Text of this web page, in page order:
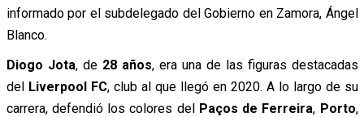
informado por el subdelegado del Gobierno en Zamora, Ángel
Blanco.
Diogo Jota, de 28 años, era una de las figuras destacadas
del Liverpool FC, club al que llegó en 2020. A lo largo de su
carrera, defendió los colores del Paços de Ferreira, Porto,